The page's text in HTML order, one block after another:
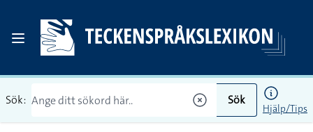
Sök: Sök
Hjälp/Tips